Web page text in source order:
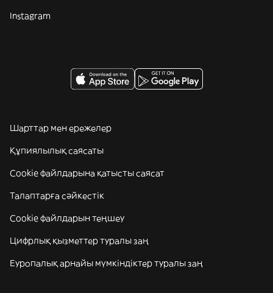
Instagram
Шарттар мен ережелер
Құпиялылық саясаты
Cookie файлдарына қатысты саясат
Талаптарға сәйкестік
Cookie файлдарын теңшеу
Цифрлық қызметтер туралы заң
Еуропалық арнайы мүмкіндіктер туралы заң